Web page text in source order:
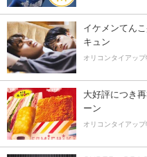
イケメンてん
キュン
オリコンタイアップ
大好評につき
ーン
オリコンタイアップ